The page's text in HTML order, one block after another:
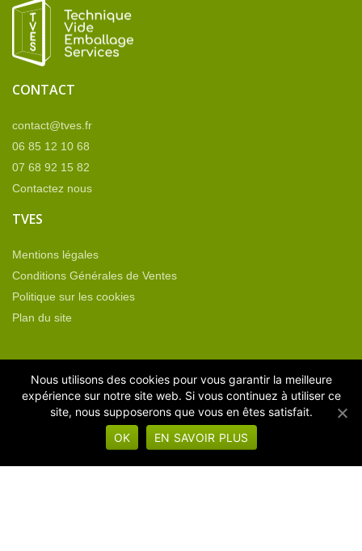
CONTACT
contact@tves.fr
06 85 12 10 68
07 68 92 15 82
Contactez nous
TVES
Mentions légales
Conditions Générales de Ventes
Politique sur les cookies
Plan du site
CATÉGORIES DE PRODUITS
Equipement neuf
Machines d'occasion
Nous utilisons des cookies pour vous garantir la meilleure
expérience sur notre site web. Si vous continuez à utiliser ce
site, nous supposerons que vous en êtes satisfait.
OK
EN SAVOIR PLUS